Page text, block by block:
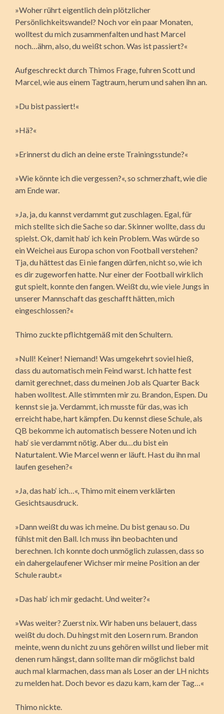
»Woher rührt eigentlich dein plötzlicher
Persönlichkeitswandel? Noch vor ein paar Monaten,
wolltest du mich zusammenfalten und hast Marcel
noch…ähm, also, du weißt schon. Was ist passiert?«
Aufgeschreckt durch Thimos Frage, fuhren Scott und
Marcel, wie aus einem Tagtraum, herum und sahen ihn an.
»Du bist passiert!«
»Hä?«
»Erinnerst du dich an deine erste Trainingsstunde?«
»Wie könnte ich die vergessen?«, so schmerzhaft, wie die
am Ende war.
»Ja, ja, du kannst verdammt gut zuschlagen. Egal, für
mich stellte sich die Sache so dar. Skinner wollte, dass du
spielst. Ok, damit hab‘ ich kein Problem. Was würde so
ein Weichei aus Europa schon von Football verstehen?
Tja, du hättest das Ei nie fangen dürfen, nicht so, wie ich
es dir zugeworfen hatte. Nur einer der Football wirklich
gut spielt, konnte den fangen. Weißt du, wie viele Jungs in
unserer Mannschaft das geschafft hätten, mich
eingeschlossen?«
Thimo zuckte pflichtgemäß mit den Schultern.
»Null! Keiner! Niemand! Was umgekehrt soviel hieß,
dass du automatisch mein Feind warst. Ich hatte fest
damit gerechnet, dass du meinen Job als Quarter Back
haben wolltest. Alle stimmten mir zu. Brandon, Espen. Du
kennst sie ja. Verdammt, ich musste für das, was ich
erreicht habe, hart kämpfen. Du kennst diese Schule, als
QB bekomme ich automatisch bessere Noten und ich
hab‘ sie verdammt nötig. Aber du…du bist ein
Naturtalent. Wie Marcel wenn er läuft. Hast du ihn mal
laufen gesehen?«
»Ja, das hab‘ ich…«, Thimo mit einem verklärten
Gesichtsausdruck.
»Dann weißt du was ich meine. Du bist genau so. Du
fühlst mit den Ball. Ich muss ihn beobachten und
berechnen. Ich konnte doch unmöglich zulassen, dass so
ein dahergelaufener Wichser mir meine Position an der
Schule raubt.«
»Das hab‘ ich mir gedacht. Und weiter?«
»Was weiter? Zuerst nix. Wir haben uns belauert, dass
weißt du doch. Du hingst mit den Losern rum. Brandon
meinte, wenn du nicht zu uns gehören willst und lieber mit
denen rum hängst, dann sollte man dir möglichst bald
auch mal klarmachen, dass man als Loser an der LH nichts
zu melden hat. Doch bevor es dazu kam, kam der Tag…«
Thimo nickte.